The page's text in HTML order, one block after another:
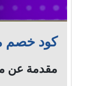
كود خصم
مقدمة عن